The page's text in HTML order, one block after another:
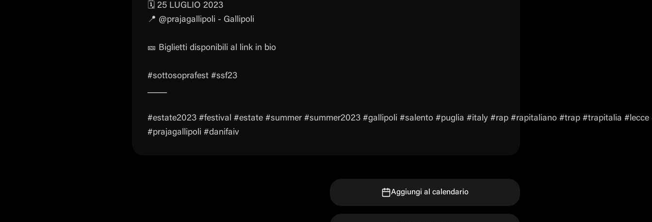
🗓️ 25 LUGLIO 2023
📍 @prajagallipoli - Gallipoli
🎫 Biglietti disponibili al link in bio
#sottosoprafest #ssf23
_____
#estate2023 #festival #estate #summer #summer2023 #gallipoli #salento #puglia #italy #rap #rapitaliano #trap #trapitalia #lecce
#prajagallipoli #danifaiv
Aggiungi al calendario